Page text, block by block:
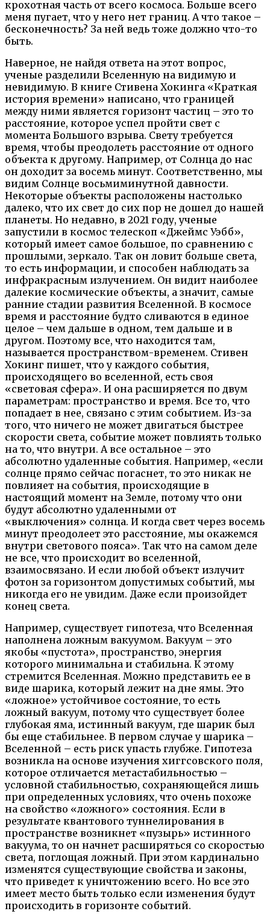
крохотная часть от всего космоса. Больше всего
меня пугает, что у него нет границ. А что такое –
бесконечность? За ней ведь тоже должно что-то
быть.
Наверное, не найдя ответа на этот вопрос,
ученые разделили Вселенную на видимую и
невидимую. В книге Стивена Хокинга «Краткая
история времени» написано, что границей
между ними является горизонт частиц – это то
расстояние, которое успел пройти свет с
момента Большого взрыва. Свету требуется
время, чтобы преодолеть расстояние от одного
объекта к другому. Например, от Солнца до нас
он доходит за восемь минут. Соответственно, мы
видим Солнце восьмиминутной давности.
Некоторые объекты расположены настолько
далеко, что их свет до сих пор не дошел до нашей
планеты. Но недавно, в 2021 году, ученые
запустили в космос телескоп «Джеймс Уэбб»,
который имеет самое большое, по сравнению с
прошлыми, зеркало. Так он ловит больше света,
то есть информации, и способен наблюдать за
инфракрасным излучением. Он видит наиболее
далекие космические объекты, а значит, самые
ранние стадии развития Вселенной. В космосе
время и расстояние будто сливаются в единое
целое – чем дальше в одном, тем дальше и в
другом. Поэтому все, что находится там,
называется пространством-временем. Стивен
Хокинг пишет, что у каждого события,
происходящего во вселенной, есть своя
«световая сфера». И она расширяется по двум
параметрам: пространство и время. Все то, что
попадает в нее, связано с этим событием. Из-за
того, что ничего не может двигаться быстрее
скорости света, событие может повлиять только
на то, что внутри. А все остальное – это
абсолютно удаленные события. Например, «если
солнце прямо сейчас погаснет, то это никак не
повлияет на события, происходящие в
настоящий момент на Земле, потому что они
будут абсолютно удаленными от
«выключения» солнца. И когда свет через восемь
минут преодолеет это расстояние, мы окажемся
внутри светового пояса». Так что на самом деле
не все, что происходит во вселенной,
взаимосвязано. И если любой объект излучит
фотон за горизонтом допустимых событий, мы
никогда его не увидим. Даже если произойдет
конец света.
Например, существует гипотеза, что Вселенная
наполнена ложным вакуумом. Вакуум – это
якобы «пустота», пространство, энергия
которого минимальна и стабильна. К этому
стремится Вселенная. Можно представить ее в
виде шарика, который лежит на дне ямы. Это
«ложное» устойчивое состояние, то есть
ложный вакуум, потому что существует более
глубокая яма, истинный вакуум, где шарик был
бы еще стабильнее. В первом случае у шарика –
Вселенной – есть риск упасть глубже. Гипотеза
возникла на основе изучения хиггсовского поля,
которое отличается метастабильностью –
условной стабильностью, сохраняющейся лишь
при определенных условиях, что очень похоже
на свойство «ложного» состояния. Если в
результате квантового туннелирования в
пространстве возникнет «пузырь» истинного
вакуума, то он начнет расширяться со скоростью
света, поглощая ложный. При этом кардинально
изменятся существующие свойства и законы,
что приведет к уничтожению всего. Но все это
имеет место быть только если изменения будут
происходить в горизонте событий.